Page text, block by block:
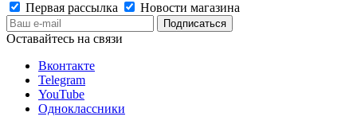
Первая рассылка
Новости магазина
Оставайтесь на связи
Вконтакте
Telegram
YouTube
Одноклассники